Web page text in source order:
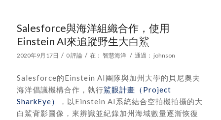
Salesforce與海洋組織合作，使用
Einstein AI來追蹤野生大白鯊
2020年9月17日 / 0 評論 / 在： 智慧海洋 / 通過： johnson
Salesforce的Einstein AI團隊與加州大學的貝尼奧夫
海洋倡議機構合作，執行鯊眼計畫（Project
SharkEye）
，以Einstein AI系統結合空拍機拍攝的大
白鯊背影圖像，來辨識並紀錄加州海域數量逐漸恢復